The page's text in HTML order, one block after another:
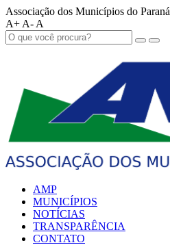
Associação dos Municípios do Paraná
A+ A- A
AMP
MUNICÍPIOS
NOTÍCIAS
TRANSPARÊNCIA
CONTATO